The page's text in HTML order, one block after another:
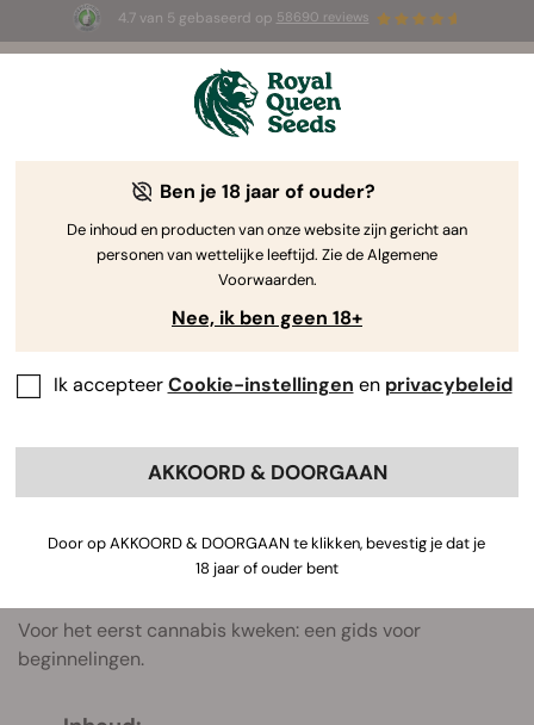
4.7 van 5 gebaseerd op 58690 reviews
☀️ Summer Sales: tot wel 50% korting
op geselecteerde producten! ⏤
De Kweekgids Voor Cannabis door Royal Queen Seeds
Grow Guide Zoekmachine
Hoe te beginnen met het kweken van
cannabis
Voor het eerst cannabis kweken: een gids voor
beginnelingen.
Ben je 18 jaar of ouder?
De inhoud en producten van onze website zijn gericht aan
personen van wettelijke leeftijd. Zie de Algemene
Voorwaarden.
Nee, ik ben geen 18+
Ik accepteerCookie-instellingen en privacybeleid
AKKOORD & DOORGAAN
Door op AKKOORD & DOORGAAN te klikken, bevestig je dat je
18 jaar of ouder bent